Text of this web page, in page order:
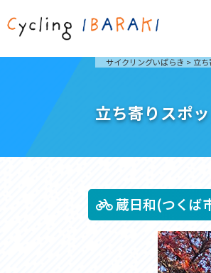
サイクリングに茨城が人気の
おすすめグルメ
つくば霞ヶ浦りんりんロード
筑波山と霞ヶ浦をシンボルに、関
サイクリングいばらき > 立
立ち寄りスポ
蔵日和(つくば